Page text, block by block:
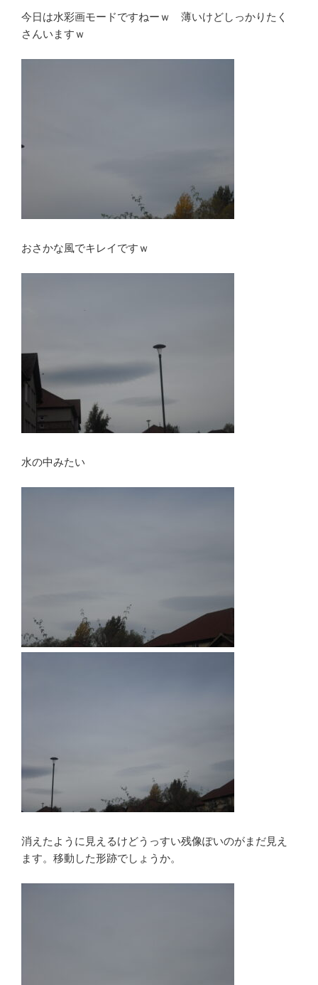
今日は水彩画モードですねーｗ 薄いけどしっかりたく
さんいますｗ
おさかな風でキレイですｗ
水の中みたい
消えたように見えるけどうっすい残像ぽいのがまだ見え
ます。移動した形跡でしょうか。